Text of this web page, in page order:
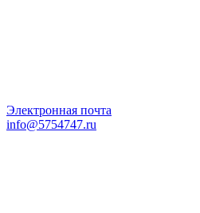
Электронная почта
info@5754747.ru